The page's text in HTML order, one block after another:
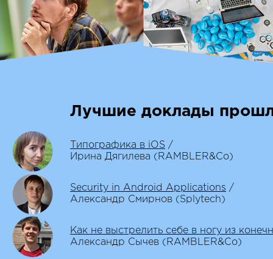
Лучшие доклады
Типографика в iOS /
Ирина Дягилева (RAMBLER&Co)
Security in Android Applications /
Александр Смирнов (Splytech)
Как не выстрелить себе в ногу из
Александр Сычев (RAMBLER&Co)